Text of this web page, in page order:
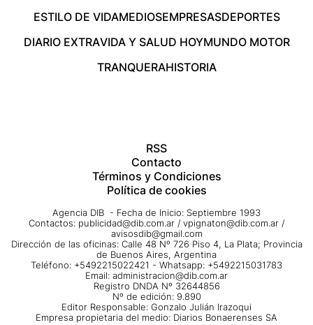
ESTILO DE VIDAMEDIOSEMPRESASDEPORTES
DIARIO EXTRAVIDA Y SALUD HOYMUNDO MOTOR
TRANQUERAHISTORIA
RSS
Contacto
Términos y Condiciones
Política de cookies
Agencia DIB - Fecha de Inicio: Septiembre 1993
Contactos: publicidad@dib.com.ar / vpignaton@dib.com.ar /
avisosdib@gmail.com
Dirección de las oficinas: Calle 48 Nº 726 Piso 4, La Plata; Provincia
de Buenos Aires, Argentina
Teléfono: +5492215022421 - Whatsapp: +5492215031783
Email: administracion@dib.com.ar
Registro DNDA Nº 32644856
Nº de edición: 9.890
Editor Responsable: Gonzalo Julián Irazoqui
Empresa propietaria del medio: Diarios Bonaerenses SA